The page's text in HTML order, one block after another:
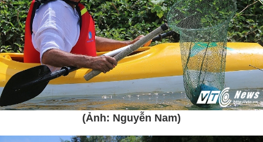
(Ảnh: Nguyễn Nam)